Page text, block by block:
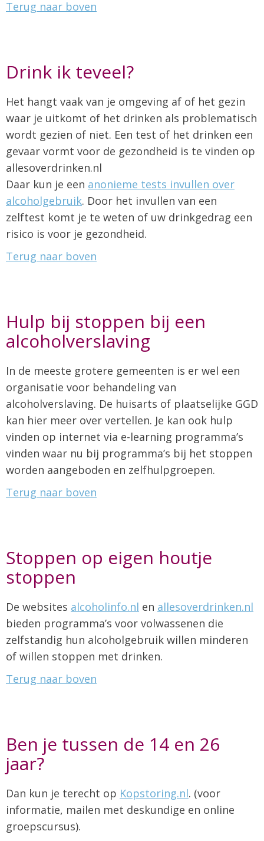
Terug naar boven
Drink ik teveel?
Het hangt vaak van je omgeving af of het gezin
waar je uitkomt of het drinken als problematisch
wordt gezien of niet. Een test of het drinken een
gevaar vormt voor de gezondheid is te vinden op
allesoverdrinken.nl
Daar kun je een anonieme tests invullen over
alcoholgebruik. Door het invullen van een
zelftest komt je te weten of uw drinkgedrag een
risico is voor je gezondheid.
Terug naar boven
Hulp bij stoppen bij een
alcoholverslaving
In de meeste grotere gemeenten is er wel een
organisatie voor behandeling van
alcoholverslaving. De huisarts of plaatselijke GGD
kan hier meer over vertellen. Je kan ook hulp
vinden op internet via e-learning programma’s
vinden waar nu bij programma’s bij het stoppen
worden aangeboden en zelfhulpgroepen.
Terug naar boven
Stoppen op eigen houtje
stoppen
De websites alcoholinfo.nl en allesoverdrinken.nl
bieden programma’s voor volwassenen die
zelfstandig hun alcoholgebruik willen minderen
of willen stoppen met drinken.
Terug naar boven
Ben je tussen de 14 en 26
jaar?
Dan kun je terecht op Kopstoring.nl. (voor
informatie, mailen met deskundige en online
groepscursus).